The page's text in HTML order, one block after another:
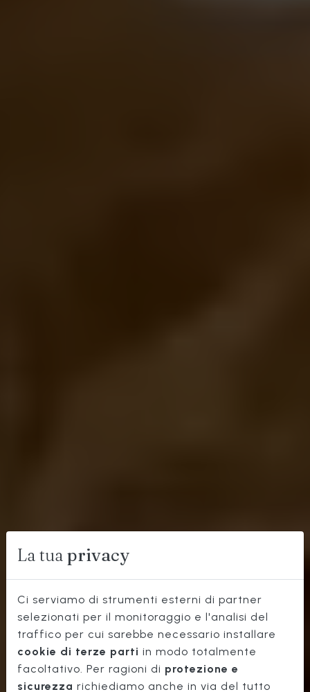
OSTERIA
STORICA
La tua privacy
Ci serviamo di strumenti esterni di partner
selezionati per il monitoraggio e l'analisi del
traffico per cui sarebbe necessario installare
cookie di terze parti in modo totalmente
facoltativo. Per ragioni di protezione e
sicurezza richiediamo anche in via del tutto